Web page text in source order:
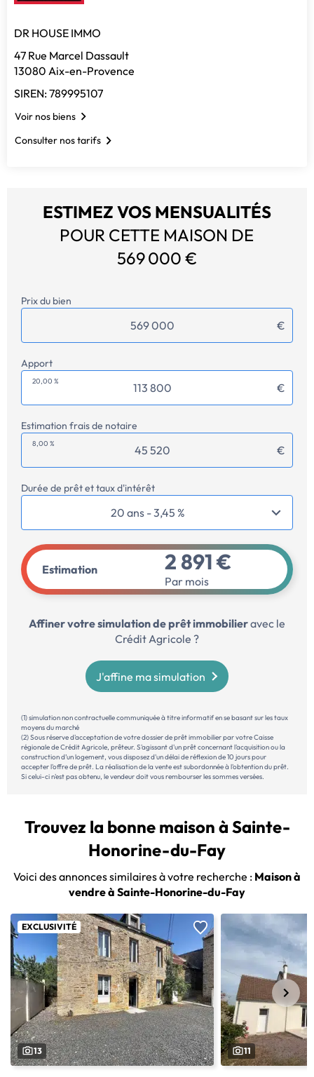
DR HOUSE IMMO
47 Rue Marcel Dassault
13080 Aix-en-Provence
SIREN: 789995107
Voir nos biens
Consulter nos tarifs
ESTIMEZ VOS MENSUALITÉS
POUR CETTE MAISON DE
569 000 €
Prix du bien
€
Apport
20,00 % €
Estimation frais de notaire
8,00 % €
Durée de prêt et taux d'intérêt
Estimation 2 891 €
Par mois
Affiner votre simulation de prêt immobilieravec le
Crédit Agricole ?
J'affine ma simulation
(1) simulation non contractuelle communiquée à titre informatif en se basant sur les taux
moyens du marché
(2) Sous réserve d'acceptation de votre dossier de prêt immobilier par votre Caisse
régionale de Crédit Agricole, prêteur. S'agissant d'un prêt concernant l'acquisition ou la
construction d’un logement, vous disposez d'un délai de réflexion de 10 jours pour
accepter l'offre de prêt. La réalisation de la vente est subordonnée à l'obtention du prêt.
Si celui-ci n'est pas obtenu, le vendeur doit vous rembourser les sommes versées.
Trouvez la bonne maison à Sainte-
Honorine-du-Fay
Voici des annonces similaires à votre recherche : Maison à
vendre à Sainte-Honorine-du-Fay
EXCLUSIVITÉ
13 11